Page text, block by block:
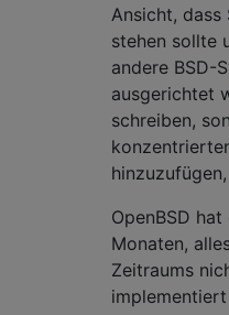
Ansicht, dass
stehen sollte
andere BSD-
ausgerichtet
schreiben,
OpenBSD
Monaten,
Zeitraums